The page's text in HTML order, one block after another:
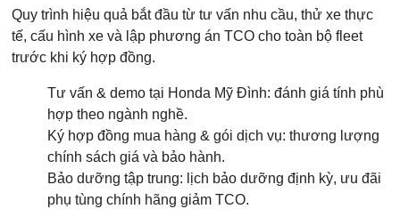
Quy trình hiệu quả bắt đầu từ tư vấn nhu cầu, thử xe thực
tế, cấu hình xe và lập phương án TCO cho toàn bộ fleet
trước khi ký hợp đồng.
Tư vấn & demo tại Honda Mỹ Đình: đánh giá tính phù
hợp theo ngành nghề.
Ký hợp đồng mua hàng & gói dịch vụ: thương lượng
chính sách giá và bảo hành.
Bảo dưỡng tập trung: lịch bảo dưỡng định kỳ, ưu đãi
phụ tùng chính hãng giảm TCO.
Các trường được đánh dấu
Loại xe muốn báo giá*